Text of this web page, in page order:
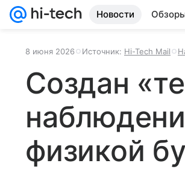
Новости
8 июня 2026 Источник: Hi-Tech Mail
Создан
физикой